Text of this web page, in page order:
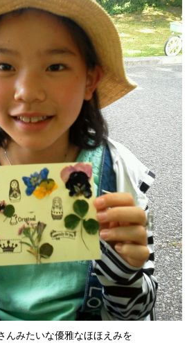
んみたいな優雅なほほえみを